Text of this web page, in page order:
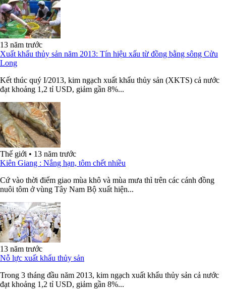
13 năm trước
Xuất khẩu thủy sản năm 2013: Tín hiệu xấu từ đồng bằng sông Cửu
Long
Kết thúc quý I/2013, kim ngạch xuất khẩu thủy sản (XKTS) cả nước
đạt khoảng 1,2 tỉ USD, giảm gần 8%...
Thế giới • 13 năm trước
Kiên Giang : Nắng hạn, tôm chết nhiều
Cứ vào thời điểm giao mùa khô và mùa mưa thì trên các cánh đồng
nuôi tôm ở vùng Tây Nam Bộ xuất hiện...
13 năm trước
Nỗ lực xuất khẩu thủy sản
Trong 3 tháng đầu năm 2013, kim ngạch xuất khẩu thủy sản cả nước
đạt khoảng 1,2 tỉ USD, giảm gần 8%...